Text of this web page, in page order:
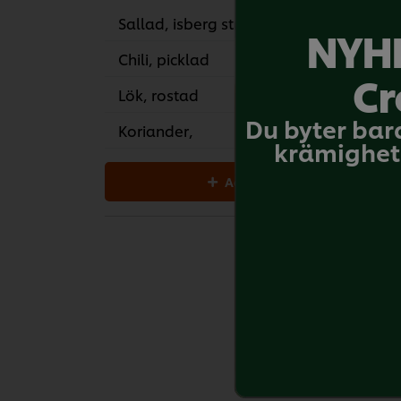
Sallad, isberg strimlad
Chili, picklad
Lök, rostad
Koriander,
Add all to cart
Du byter